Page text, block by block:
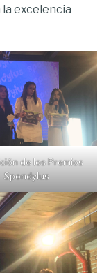
excelencia
de los Premios
Spondylus